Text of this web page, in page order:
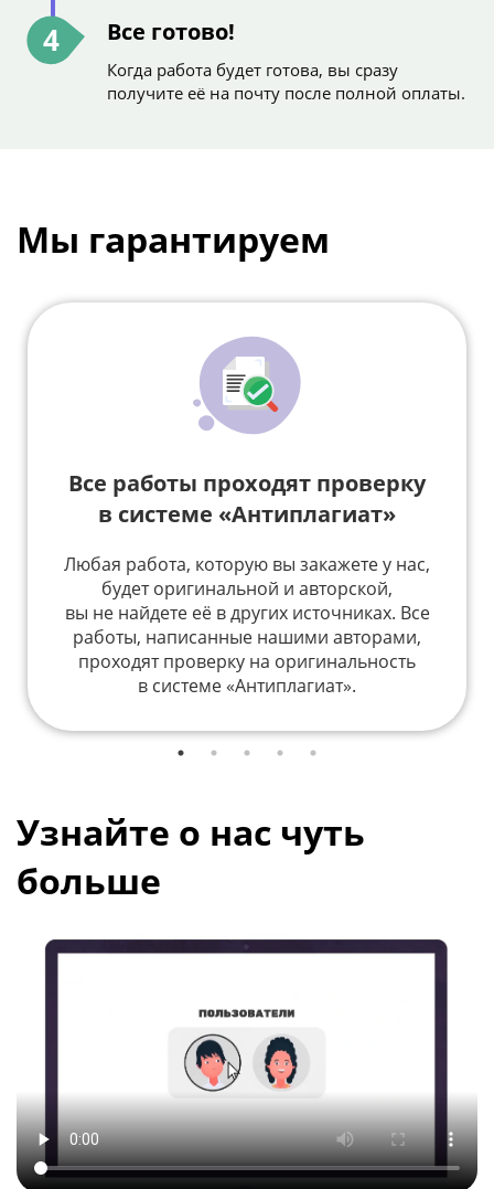
4 Все готово!
Когда работа будет готова, вы сразу
получите её на почту после полной оплаты.
Мы гарантируем
Все работы проходят проверку
в системе «Антиплагиат»
Любая работа, которую вы закажете у нас,
будет оригинальной и авторской,
вы не найдете её в других источниках. Все
работы, написанные нашими авторами,
проходят проверку на оригинальность
в системе «Антиплагиат».
Узнайте о нас чуть
больше